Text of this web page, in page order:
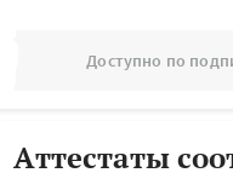
Доступно по
Аттестаты